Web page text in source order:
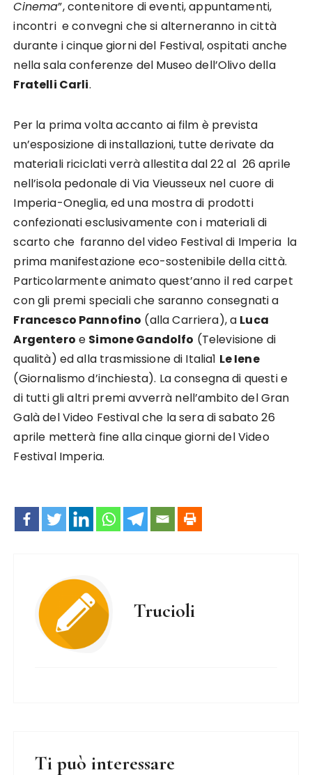
Cinema”, contenitore di eventi, appuntamenti,
incontri e convegni che si alterneranno in città
durante i cinque giorni del Festival, ospitati anche
nella sala conferenze del Museo dell’Olivo della
Fratelli Carli.
Per la prima volta accanto ai film è prevista
un’esposizione di installazioni, tutte derivate da
materiali riciclati verrà allestita dal 22 al 26 aprile
nell’isola pedonale di Via Vieusseux nel cuore di
Imperia-Oneglia, ed una mostra di prodotti
confezionati esclusivamente con i materiali di
scarto che faranno del video Festival di Imperia la
prima manifestazione eco-sostenibile della città.
Particolarmente animato quest’anno il red carpet
con gli premi speciali che saranno consegnati a
Francesco Pannofino (alla Carriera), a Luca
Argentero e Simone Gandolfo (Televisione di
qualità) ed alla trasmissione di Italia1 Le Iene
(Giornalismo d’inchiesta). La consegna di questi e
di tutti gli altri premi avverrà nell’ambito del Gran
Galà del Video Festival che la sera di sabato 26
aprile metterà fine alla cinque giorni del Video
Festival Imperia.
Trucioli
Ti può interessare